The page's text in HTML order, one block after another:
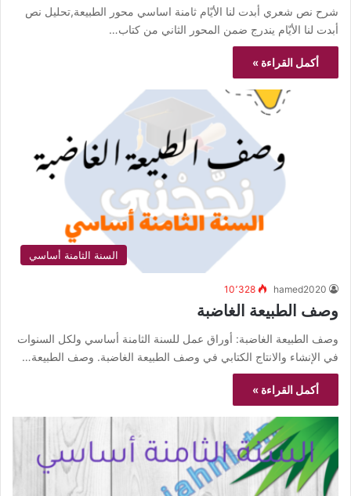
شرح نص شعري أبدت لنا الأيّام ثامنة اساسي محور الطبيعة,تحليل نص
أبدت لنا الأيّام يندرج ضمن المحور الثاني من كتاب…
أكمل القراءة »
السنة الثامنة أساسي
hamed2020 10٬328
وصف الطبيعة الغاضبة
وصف الطبيعة الغاضبة: أوراق عمل للسنة الثامنة أساسي ولكل السنوات
في الإنشاء والانتاج الكتابي في وصف الطبيعة الغاضبة. وصف الطبيعة…
أكمل القراءة »